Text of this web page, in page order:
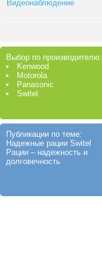
Видеонаблюдение
Выбор по производителю:
Kenwood
Motorola
Panasonic
Switel
Публикации по теме:
Надежные рации Switel
Рации – надежность и
долговечность